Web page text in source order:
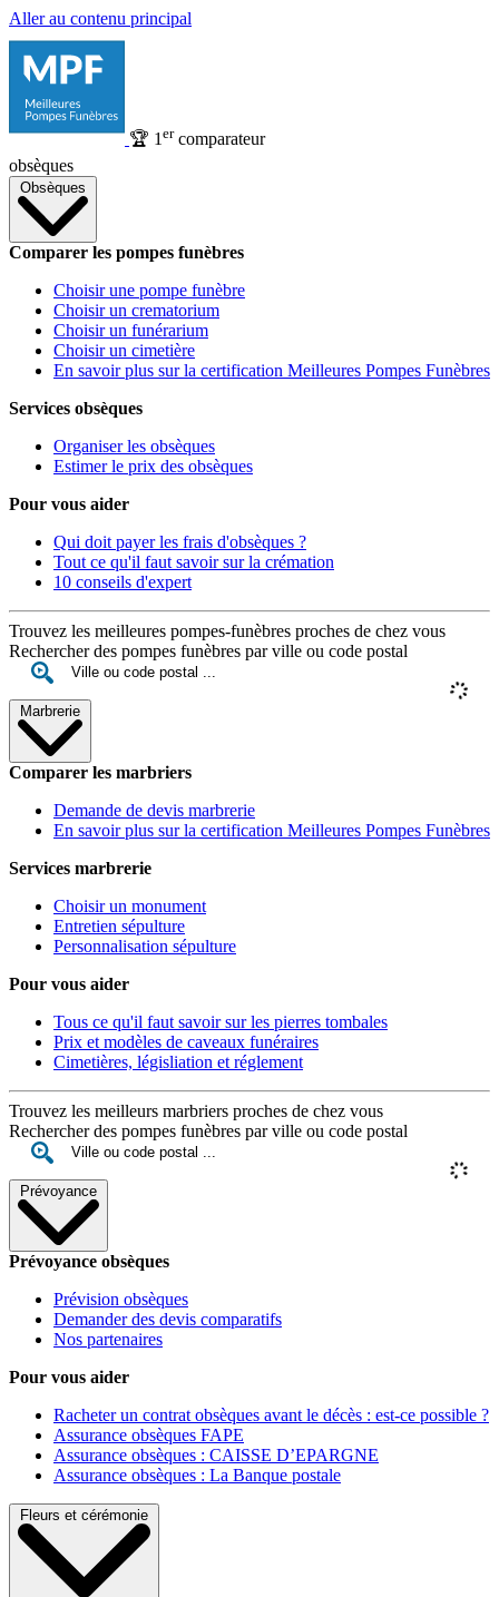
Aller au contenu principal
🏆 1 ercomparateur
obsèques
Obsèques
Comparer les pompes funèbres
Choisir une pompe funèbre
Choisir un crematorium
Choisir un funérarium
Choisir un cimetière
En savoir plus sur la certification Meilleures Pompes Funèbres
Services obsèques
Organiser les obsèques
Estimer le prix des obsèques
Pour vous aider
Qui doit payer les frais d'obsèques ?
Tout ce qu'il faut savoir sur la crémation
10 conseils d'expert
Trouvez les meilleures pompes-funèbres proches de chez vous
Rechercher des pompes funèbres par ville ou code postal
Marbrerie
Comparer les marbriers
Demande de devis marbrerie
En savoir plus sur la certification Meilleures Pompes Funèbres
Services marbrerie
Choisir un monument
Entretien sépulture
Personnalisation sépulture
Pour vous aider
Tous ce qu'il faut savoir sur les pierres tombales
Prix et modèles de caveaux funéraires
Cimetières, législiation et réglement
Trouvez les meilleurs marbriers proches de chez vous
Rechercher des pompes funèbres par ville ou code postal
Prévoyance
Prévoyance obsèques
Prévision obsèques
Demander des devis comparatifs
Nos partenaires
Pour vous aider
Racheter un contrat obsèques avant le décès : est-ce possible ?
Assurance obsèques FAPE
Assurance obsèques : CAISSE D’EPARGNE
Assurance obsèques : La Banque postale
Fleurs et cérémonie